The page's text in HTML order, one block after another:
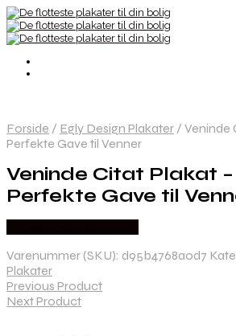
Forside / Egly Design Plakater / Veninde
Perfekte Gave til Venner
Veninde Citat Plakat –
Perfekte Gave til
Varenummer (SKU): d95b4768a0d7
Plakater
Previous Product
Next Product